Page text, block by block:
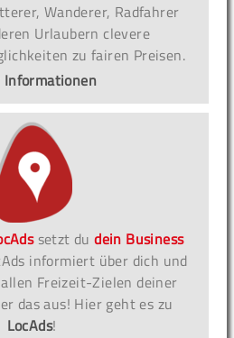
Wanderer, Radfahrer
Urlaubern clevere
zu fairen Preisen.
Informationen
setzt dudein Business
informiert über dich und
Freizeit-Zielen deiner
das aus! Hier geht es zu
LocAds!